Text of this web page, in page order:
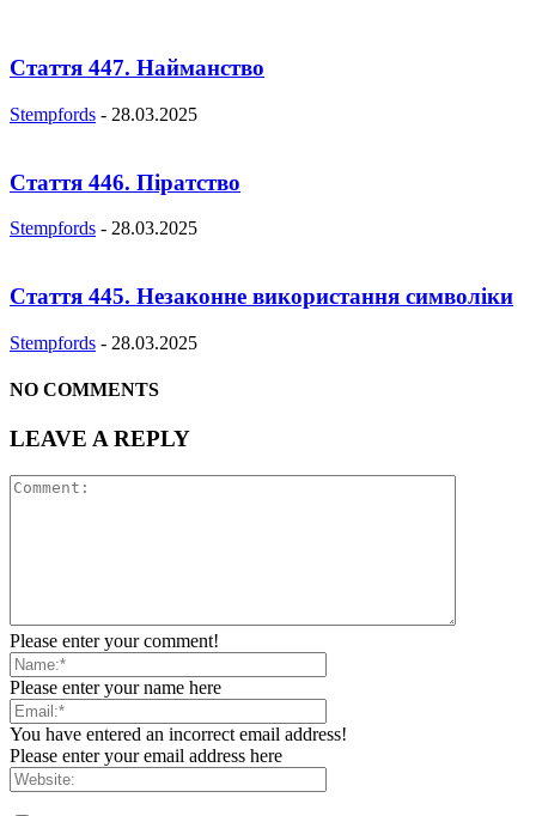
Стаття 447. Найманство
Stempfords - 28.03.2025
Стаття 446. Піратство
Stempfords - 28.03.2025
Стаття 445. Незаконне використання символіки
Stempfords - 28.03.2025
NO COMMENTS
LEAVE A REPLY
Please enter your comment!
Please enter your name here
You have entered an incorrect email address!
Please enter your email address here